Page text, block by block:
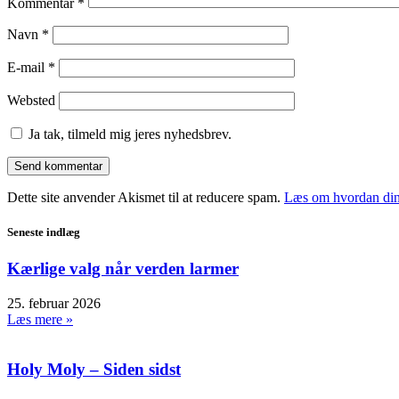
Navn *
E-mail *
Websted
Ja tak, tilmeld mig jeres nyhedsbrev.
Dette site anvender Akismet til at reducere spam. Læs om hvordan
Seneste indlæg
Kærlige valg når verden larmer
25. februar 2026
Læs mere »
Holy Moly – Siden sidst